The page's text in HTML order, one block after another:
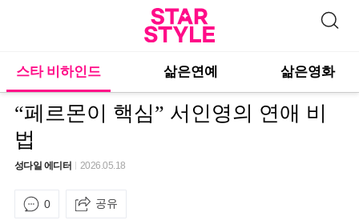
스타 비하인드 삶은연예 삶은영화
“페르몬이 핵심” 서인영의 연애 비
법
성다일 에디터 2026.05.18
0 공유